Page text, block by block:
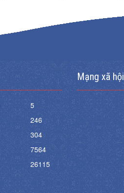
5
246
304
7564
26115
Mạng xã hội